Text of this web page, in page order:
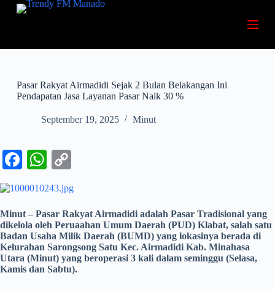
S
o
n
Pasar Rakyat Airmadidi Sejak 2 Bulan Belakangan Ini
Pendapatan Jasa Layanan Pasar Naik 30 %
September 19, 2025 Minut
Fa
ce
bo
ok
W
ha
ts
A
pp
y
Li
nk
Minut – Pasar Rakyat Airmadidi adalah Pasar Tradisional yang
dikelola oleh Peruaahan Umum Daerah (PUD) Klabat, salah satu
Badan Usaha Milik Daerah (BUMD) yang lokasinya berada di
Kelurahan Sarongsong Satu Kec. Airmadidi Kab. Minahasa
Utara (Minut) yang beroperasi 3 kali dalam seminggu (Selasa,
Kamis dan Sabtu).